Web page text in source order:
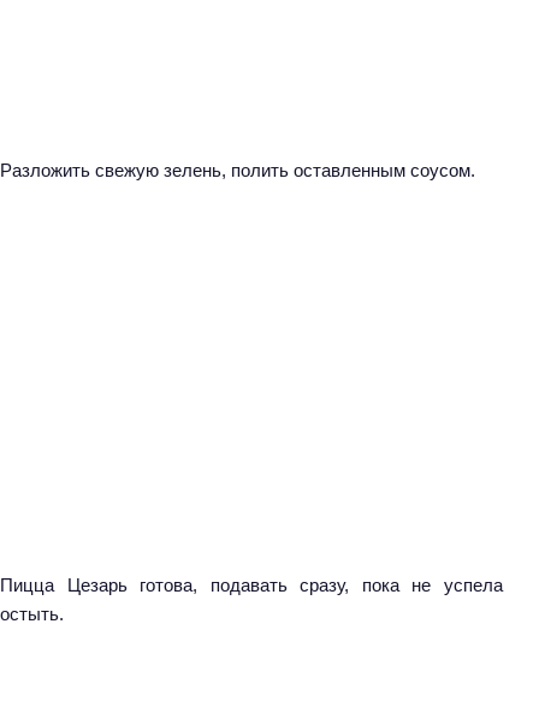
Разложить свежую зелень, полить оставленным соусом.
Пицца Цезарь готова, подавать сразу, пока не успела
остыть.